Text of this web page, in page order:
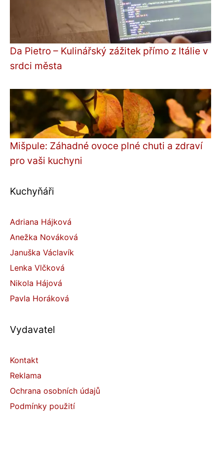
Da Pietro – Kulinářský zážitek přímo z Itálie v
srdci města
Mišpule: Záhadné ovoce plné chuti a zdraví
pro vaši kuchyni
Kuchyňáři
Adriana Hájková
Anežka Nováková
Januška Václavík
Lenka Vlčková
Nikola Hájová
Pavla Horáková
Vydavatel
Kontakt
Reklama
Ochrana osobních údajů
Podmínky použití